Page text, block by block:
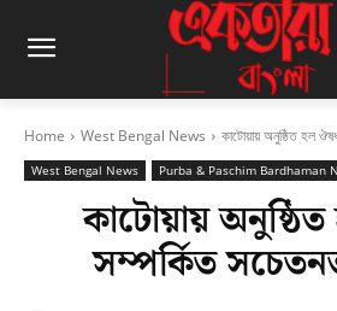
Home West Bengal News কাটোয়ায় অনুষ্ঠিত হল
West Bengal News Purba & Paschim Bardhaman
কাটোয়ায়
সম্পর্কিত